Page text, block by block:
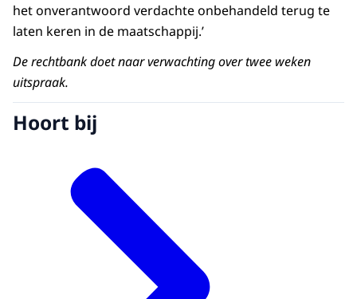
het onverantwoord verdachte onbehandeld terug te
laten keren in de maatschappij.’
De rechtbank doet naar verwachting over twee weken
uitspraak.
Hoort bij